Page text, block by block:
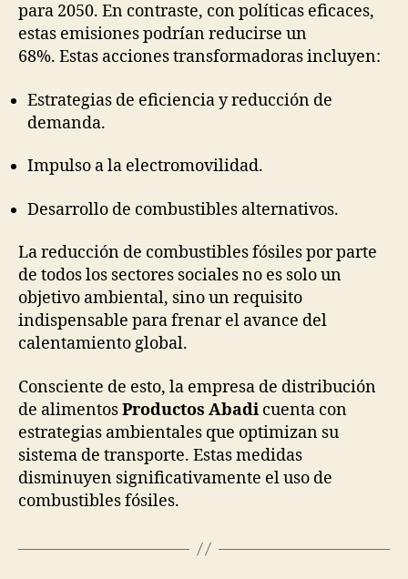
para 2050. En contraste, con políticas eficaces,
estas emisiones podrían reducirse un
68%. Estas acciones transformadoras incluyen:
Estrategias de eficiencia y reducción de
demanda.
Impulso a la electromovilidad.
Desarrollo de combustibles alternativos.
La reducción de combustibles fósiles por parte
de todos los sectores sociales no es solo un
objetivo ambiental, sino un requisito
indispensable para frenar el avance del
calentamiento global.
Consciente de esto, la empresa de distribución
de alimentosProductos Abadi cuenta con
estrategias ambientales que optimizan su
sistema de transporte. Estas medidas
disminuyen significativamente el uso de
combustibles fósiles.